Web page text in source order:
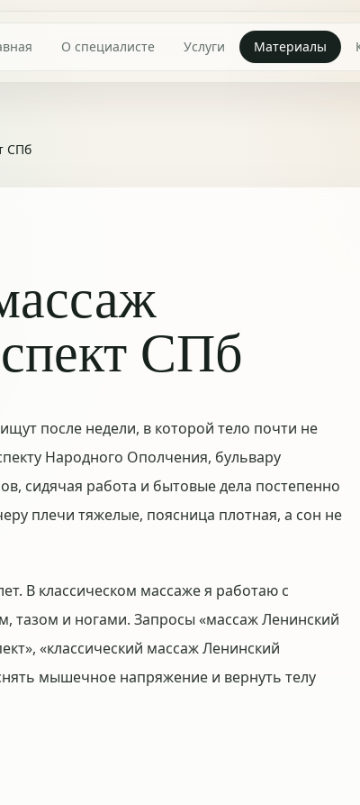
О специалисте Услуги Материалы
СПб
СПб
после недели, в которой тело почти не
Народного Ополчения, бульвару
сидячая работа и бытовые дела постепенно
плечи тяжелые, поясница плотная, а сон не
В классическом массаже я работаю с
и ногами. Запросы «массаж Ленинский
«классический массаж Ленинский
мышечное напряжение и вернуть телу